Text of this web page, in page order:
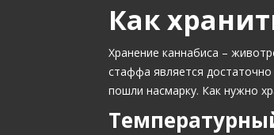
Как
Хранение каннабиса –
стаффа является
пошли насмарку. Как нужно